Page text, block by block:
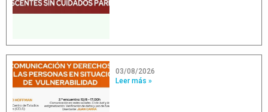
03/08/2026
Leer más »